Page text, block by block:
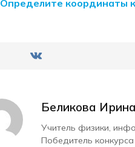
Определите координаты
Беликова Ирина
Учитель физики,
Победитель